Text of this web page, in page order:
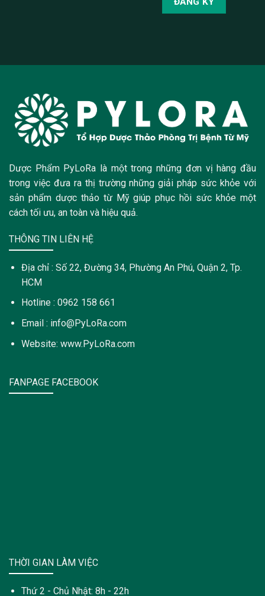
Dược Phẩm PyLoRa là một trong những đơn vị hàng đầu
trong việc đưa ra thị trường những giải pháp sức khỏe với
sản phẩm dược thảo từ Mỹ giúp phục hồi sức khỏe một
cách tối ưu, an toàn và hiệu quả.
THÔNG TIN LIÊN HỆ
Địa chỉ : Số 22, Đường 34, Phường An Phú, Quận 2, Tp.
HCM
Hotline : 0962 158 661
Email : info@PyLoRa.com
Website: www.PyLoRa.com
FANPAGE FACEBOOK
THỜI GIAN LÀM VIỆC
Thứ 2 - Chủ Nhật: 8h - 22h